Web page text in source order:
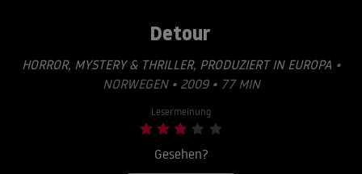
Detour
HORROR, MYSTERY & THRILLER, PRODUZIERT IN EUROPA •
NORWEGEN • 2009 • 77 MIN
Lesermeinung
Gesehen?